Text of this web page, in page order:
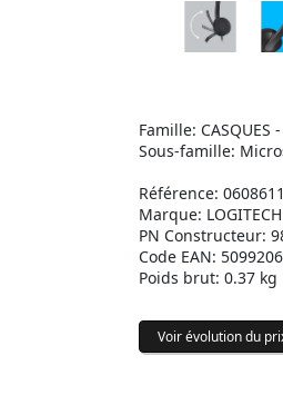
Famille: CASQUES
Sous-famille:
Référence:
Marque: LOGITECH
PN Constructeur:
Code EAN:
Poids brut: 0.37 kg
Voir évolution du